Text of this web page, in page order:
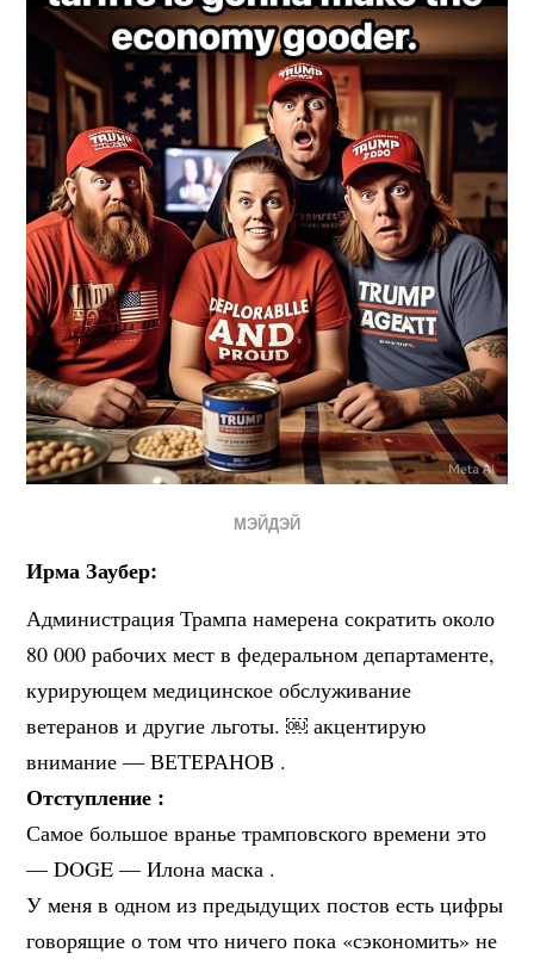
МЭЙДЭЙ
Ирма Заубер:
Администрация Трампа намерена сократить около
80 000 рабочих мест в федеральном департаменте,
курирующем медицинское обслуживание
ветеранов и другие льготы. ￼ акцентирую
внимание — ВЕТЕРАНОВ .
Отступление :
Самое большое вранье трамповского времени это
— DOGE — Илона маска .
У меня в одном из предыдущих постов есть цифры
говорящие о том что ничего пока «сэкономить» не